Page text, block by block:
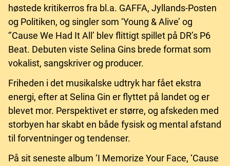
høstede kritikerros fra bl.a. GAFFA, Jyllands-Posten
og Politiken, og singler som ‘Young & Alive’ og
‘’Cause We Had It All’ blev flittigt spillet på DR’s P6
Beat. Debuten viste Selina Gins brede format som
vokalist, sangskriver og producer.
Friheden i det musikalske udtryk har fået ekstra
energi, efter at Selina Gin er flyttet på landet og er
blevet mor. Perspektivet er større, og afskeden med
storbyen har skabt en både fysisk og mental afstand
til forventninger og tendenser.
På sit seneste album ‘I Memorize Your Face, ‘Cause